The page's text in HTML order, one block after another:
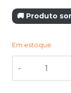
🚚 Produto
Em estoque
MIG
AWS